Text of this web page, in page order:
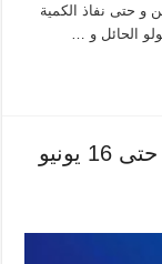
يونيو 2025 روعة الفلبين و حتى نفاذ الكمية
الحائل و …
عروض لولو الرياض اليوم 14 يونيو حتى 16 يونيو